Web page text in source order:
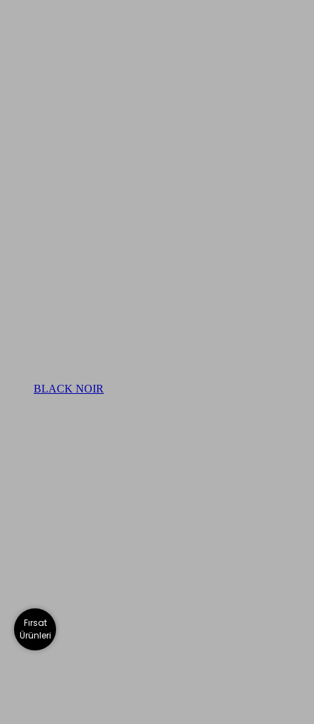
BLACK NOIR
Fırsat
Ürünleri